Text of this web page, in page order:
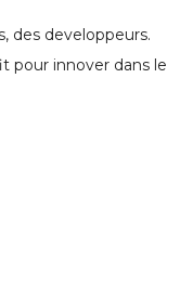
des developpeurs.
pour innover dans le